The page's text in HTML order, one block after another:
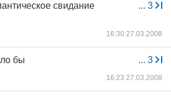
... 3
свидание
16:30 27.03.2008
... 3
бы
16:23 27.03.2008